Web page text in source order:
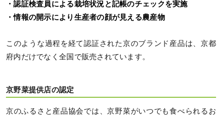
・認証検査員による栽培状況と記帳のチェックを実施
・情報の開示により生産者の顔が見える農産物
このような過程を経て認証された京のブランド産品は、京都
府内だけでなく全国で販売されています。
京野菜提供店の認定
京のふるさと産品協会では、京野菜がいつでも食べられるお